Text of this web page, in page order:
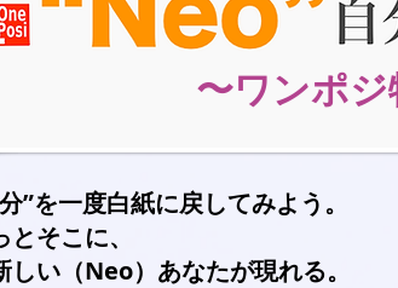
〜ワンポ
”を一度白紙に戻してみよう。
そこに、
い（Neo）あなたが現れる。